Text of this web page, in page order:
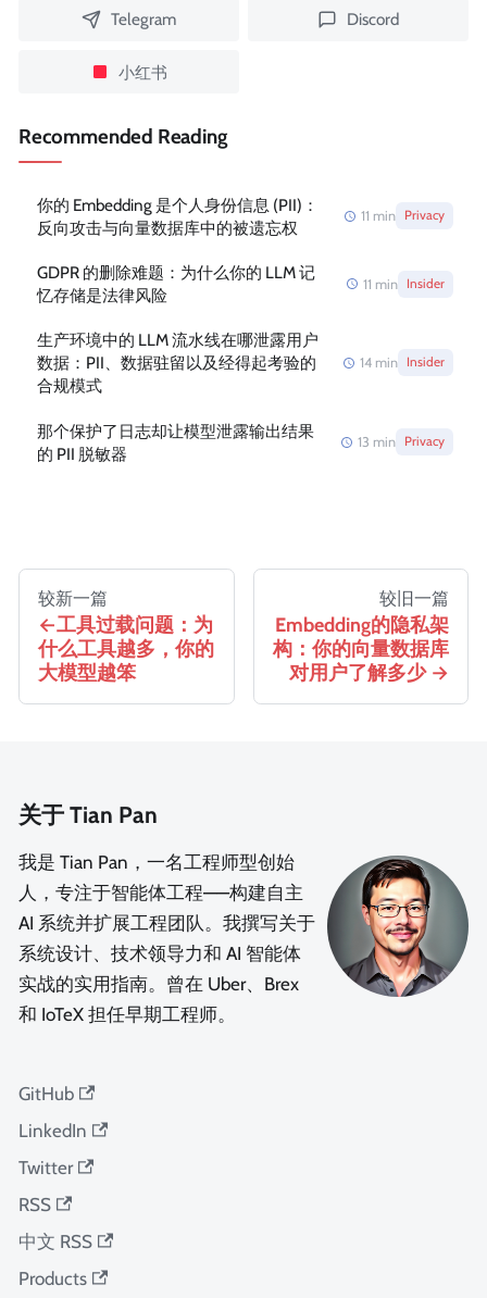
Telegram Discord
小红书
Recommended Reading
你的 Embedding 是个人身份信息 (PII)：
反向攻击与向量数据库中的被遗忘权
11 min Privacy
GDPR 的删除难题：为什么你的 LLM 记
忆存储是法律风险
11 min Insider
生产环境中的 LLM 流水线在哪泄露用户
数据：PII、数据驻留以及经得起考验的
合规模式
14 min Insider
那个保护了日志却让模型泄露输出结果
的 PII 脱敏器
13 min Privacy
较新一篇
工具过载问题：为
什么工具越多，你的
大模型越笨
较旧一篇
Embedding的隐私架
构：你的向量数据库
对用户了解多少
关于 Tian Pan
我是 Tian Pan，一名工程师型创始
人，专注于智能体工程——构建自主
AI 系统并扩展工程团队。我撰写关于
系统设计、技术领导力和 AI 智能体
实战的实用指南。曾在 Uber、Brex
和 IoTeX 担任早期工程师。
GitHub
LinkedIn
Twitter
RSS
中文 RSS
Products